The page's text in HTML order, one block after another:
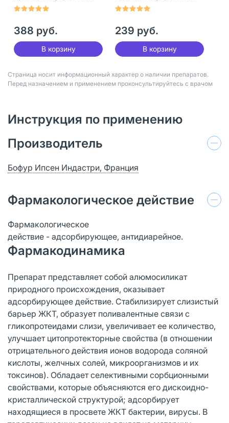
клубника пак 30 шт
388 руб.
В корзину
ваниль пак 20 шт
239 руб.
В корзину
Страница носит информационный характер о наличии препаратов.
Перед назначением и применением проконсультируйтесь с врачом
Инструкция по применению
Производитель
Бофур Ипсен Индастри, Франция
Фармакологическое действие
Фармакологическое
действие - адсорбирующее, антидиарейное.
Фармакодинамика
Препарат представляет собой алюмосиликат
природного происхождения, оказывает
адсорбирующее действие. Стабилизирует слизистый
барьер ЖКТ, образует поливалентные связи с
гликопротеидами слизи, увеличивает ее количество,
улучшает цитопротекторные свойства (в отношении
отрицательного действия ионов водорода соляной
кислоты, желчных солей, микроорганизмов и их
токсинов). Обладает селективными сорбционными
свойствами, которые объясняются его дискоидно-
кристаллической структурой; адсорбирует
находящиеся в просвете ЖКТ бактерии, вирусы. В